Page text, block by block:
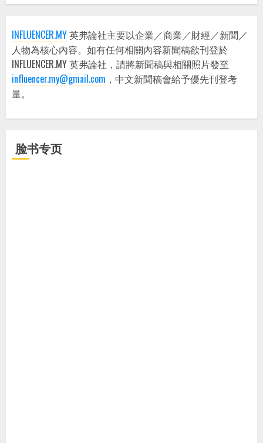
INFLUENCER.MY英弗論社主要以企業／商業／財經／新聞／
人物為核心內容。如有任何相關內容新聞稿欲刊登於
INFLUENCER.MY 英弗論社，請將新聞稿與相關照片發至
influencer.my@gmail.com ，中文新聞稿會給予優先刊登考
量。
脸书专页